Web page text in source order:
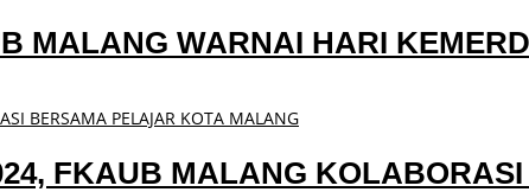
MALANG WARNAI HARI
FKAUB MALANG